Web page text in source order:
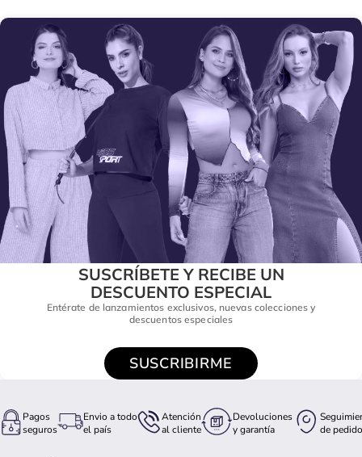
SUSCRÍBETE Y RECIBE UN
DESCUENTO ESPECIAL
Entérate de lanzamientos exclusivos, nuevas colecciones y
descuentos especiales
SUSCRIBIRME
Pagos
seguros
Envio a todo
el país
Atención
al cliente
Devoluciones
y garantía
de pedido